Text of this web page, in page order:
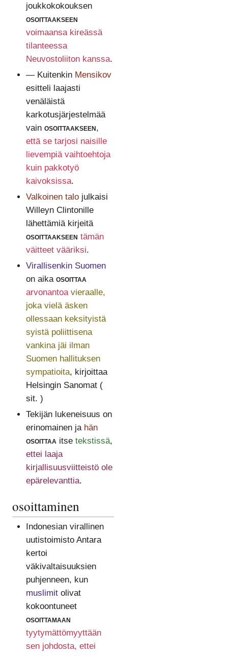
joukkokokouksen
osoittaakseen
voimaansa kireässä
tilanteessa
Neuvostoliiton kanssa.
— Kuitenkin Mensikov
esitteli laajasti
venäläistä
karkotusjärjestelmää
vain osoittaakseen,
että se tarjosi naisille
lievempiä vaihtoehtoja
kuin pakkotyö
kaivoksissa.
Valkoinen talojulkaisi
Willeyn Clintonille
lähettämiä kirjeitä
osoittaakseen tämän
väitteet vääriksi.
Virallisenkin Suomen
on aika osoittaa
arvonantoa vieraalle,
joka vielä äsken
ollessaan keksityistä
syistä poliittisena
vankina jäi ilman
Suomen hallituksen
sympatioita, kirjoittaa
Helsingin Sanomat (
sit. )
Tekijän lukeneisuus on
erinomainen ja hän
osoittaa itse tekstissä,
ettei laaja
kirjallisuusviitteistö ole
epärelevanttia.
osoittaminen
Indonesian virallinen
uutistoimisto Antara
kertoi
väkivaltaisuuksien
puhjenneen, kun
muslimitolivat
kokoontuneet
osoittamaan
tyytymättömyyttään
sen johdosta, ettei